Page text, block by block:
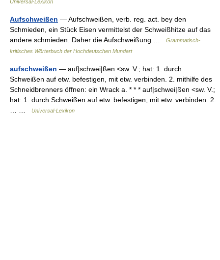
Universal-Lexikon
Aufschweißen — Aufschweißen, verb. reg. act. bey den
Schmieden, ein Stück Eisen vermittelst der Schweißhitze auf das
andere schmieden. Daher die Aufschweißung …
Grammatisch-
kritisches Wörterbuch der Hochdeutschen Mundart
aufschweißen — auf|schwei|ßen <sw. V.; hat: 1. durch
Schweißen auf etw. befestigen, mit etw. verbinden. 2. mithilfe des
Schneidbrenners öffnen: ein Wrack a. * * * auf|schwei|ßen <sw. V.;
hat: 1. durch Schweißen auf etw. befestigen, mit etw. verbinden. 2.
Universal-Lexikon